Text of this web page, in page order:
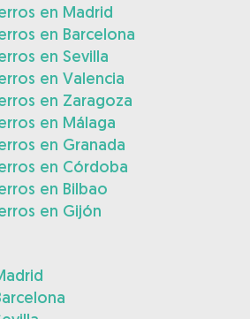
en Madrid
en Barcelona
en Sevilla
en Valencia
en Zaragoza
en Málaga
en Granada
en Córdoba
en Bilbao
en Gijón